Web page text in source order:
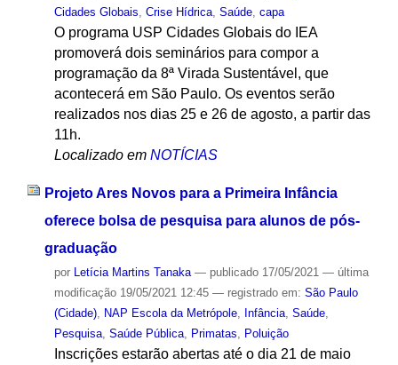
Cidades Globais, Crise Hídrica, Saúde, capa
O programa USP Cidades Globais do IEA
promoverá dois seminários para compor a
programação da 8ª Virada Sustentável, que
acontecerá em São Paulo. Os eventos serão
realizados nos dias 25 e 26 de agosto, a partir das
11h.
Localizado em NOTÍCIAS
Projeto Ares Novos para a Primeira Infância
oferece bolsa de pesquisa para alunos de pós-
graduação
por Letícia Martins Tanaka — publicado17/05/2021 — última
modificação19/05/2021 12:45 — registrado em: São Paulo
(Cidade), NAP Escola da Metrópole, Infância, Saúde,
Pesquisa, Saúde Pública, Primatas Poluição
Inscrições estarão abertas até o dia 21 de maio